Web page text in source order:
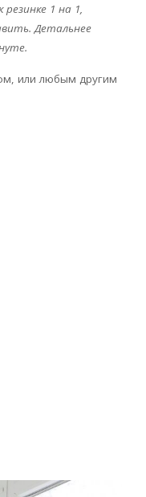
1 на 1,
Детальнее
или любым другим